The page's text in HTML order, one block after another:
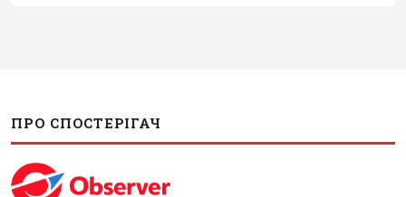
ПРО СПОСТЕРІГАЧ